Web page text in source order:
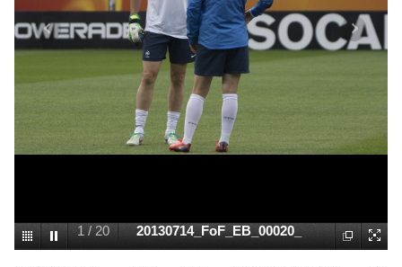
1 / 20 20130714_FoF_EB_00020_